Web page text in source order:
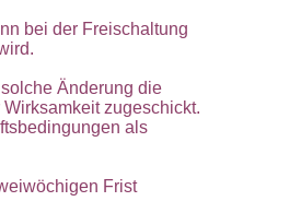
bei der Freischaltung
Änderung die
zugeschickt.
als
Frist